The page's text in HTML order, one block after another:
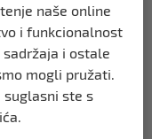
OD PROGONA
OD
naše online
i funkcionalnost
i ostale
mogli pružati.
ste s